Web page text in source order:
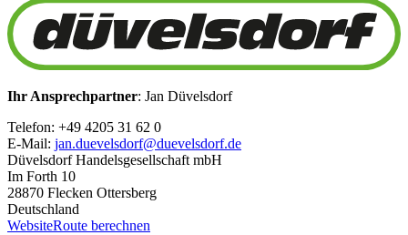
Ihr Ansprechpartner: Jan Düvelsdorf
Telefon: +49 4205 31 62 0
E-Mail: jan.duevelsdorf@duevelsdorf.de
Düvelsdorf Handelsgesellschaft mbH
Im Forth 10
28870 Flecken Ottersberg
Deutschland
WebsiteRoute berechnen